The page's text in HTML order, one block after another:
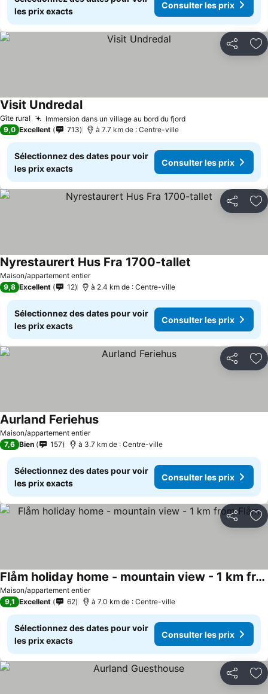
les prix exacts
Consulter les prix
Partager
Gîte rural Immersion dans un village au bord du fjord
Visit Undredal
9,0 Excellent 713 à 7.7 km de : Centre-ville
Sélectionnez des dates pour voir
les prix exacts
Consulter les prix
Partager
Maison/appartement entier
Nyrestaurert Hus Fra 1700-tallet
9,8 Excellent 12 à 2.4 km de : Centre-ville
Sélectionnez des dates pour voir
les prix exacts
Consulter les prix
Partager
Maison/appartement entier
Aurland Feriehus
7,6 Bien 157 à 3.7 km de : Centre-ville
Sélectionnez des dates pour voir
les prix exacts
Consulter les prix
Partager
Maison/appartement entier
Flåm holiday home - mountain view - 1 km from Flåm
9,1 Excellent 62 à 7.0 km de : Centre-ville
Sélectionnez des dates pour voir
les prix exacts
Consulter les prix
Partager